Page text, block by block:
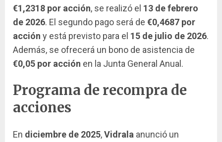
€1,2318 por acción, se realizó el 13 de febrero
de 2026. El segundo pago será de €0,4687 por
acción y está previsto para el 15 de julio de 2026.
Además, se ofrecerá un bono de asistencia de
€0,05 por acción en la Junta General Anual.
Programa de recompra de
acciones
En diciembre de 2025,Vidrala anunció un